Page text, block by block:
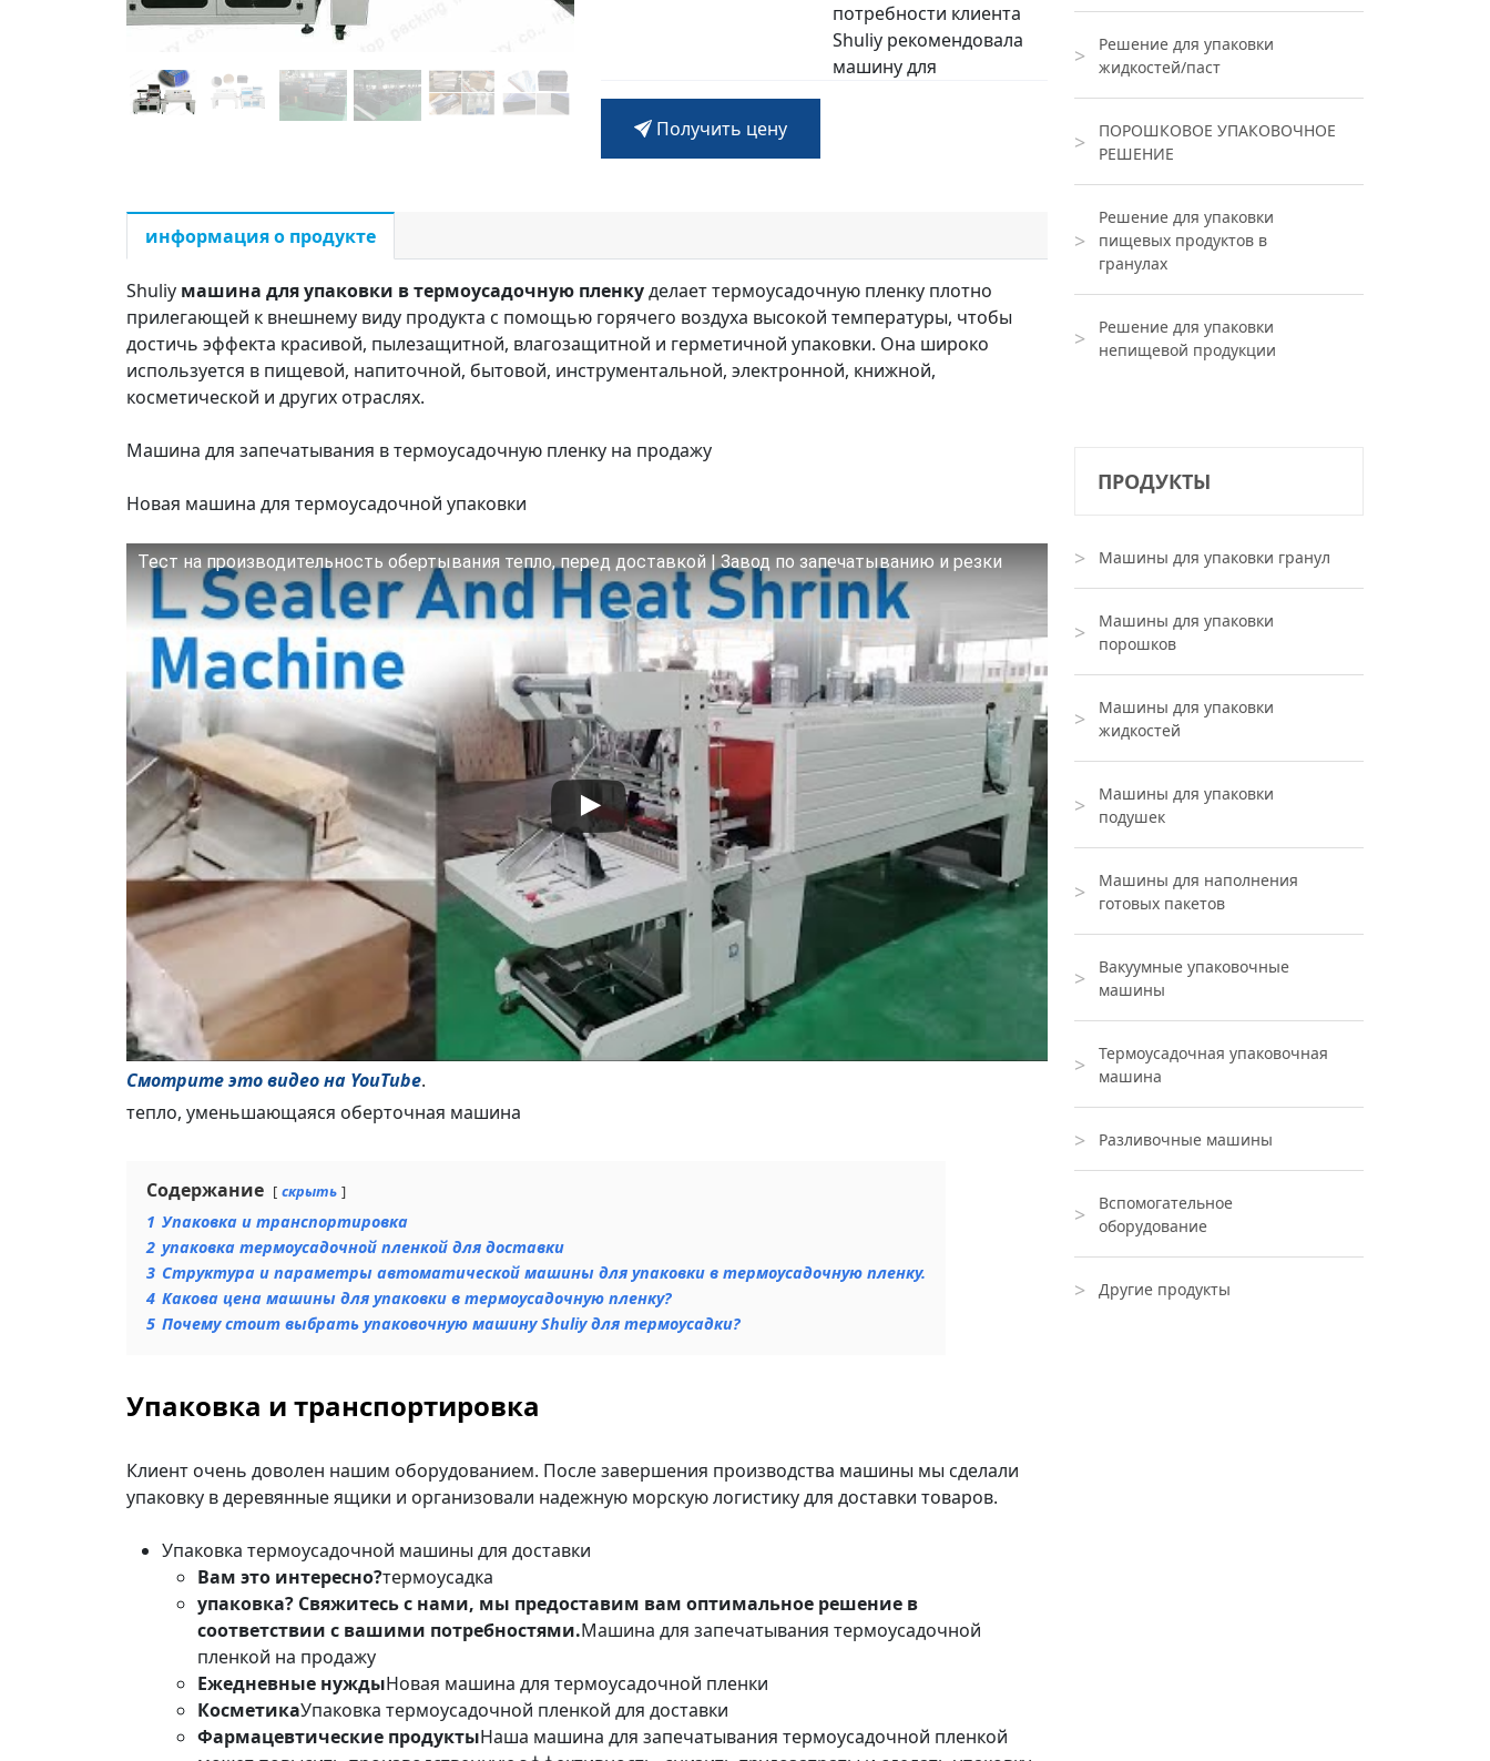
потребности клиента
Shuliy рекомендовала
машину для
регулируемый, подходит
для упаковки различных
размеров планок по
отдельности или в
комбинации.
управление
температурой,
равномерная и
плотная усадка,
высокого качества:
использование
конвейерной ленты,
устойчивой к высоким
температурам, и
утолщенного корпуса
печи для усадки для
обеспечения
стабильности и
долговечности
оборудования.
Приложения
Автоматическая
работа: поддержка
непрерывной работы,
требуется только
простая операция для
завершения
Получить цену
информация о продукте
Shuliy машина для упаковки в термоусадочную пленкуделает термоусадочную пленку плотно
прилегающей к внешнему виду продукта с помощью горячего воздуха высокой температуры, чтобы
достичь эффекта красивой, пылезащитной, влагозащитной и герметичной упаковки. Она широко
используется в пищевой, напиточной, бытовой, инструментальной, электронной, книжной,
косметической и других отраслях.
Машина для запечатывания в термоусадочную пленку на продажу
Новая машина для термоусадочной упаковки
Тест на производительность обертывания тепло, перед доставкой | Завод по запечатыванию и резки
Смотрите это видео на YouTube.
тепло, уменьшающаяся оберточная машина
Содержание скрыть
1 Упаковка и транспортировка
2 упаковка термоусадочной пленкой для доставки
3 Структура и параметры автоматической машины для упаковки в термоусадочную пленку.
4 Какова цена машины для упаковки в термоусадочную пленку?
5 Почему стоит выбрать упаковочную машину Shuliy для термоусадки?
Упаковка и транспортировка
Клиент очень доволен нашим оборудованием. После завершения производства машины мы сделали
упаковку в деревянные ящики и организовали надежную морскую логистику для доставки товаров.
Упаковка термоусадочной машины для доставки
Вам это интересно?термоусадка
упаковка? Свяжитесь с нами, мы предоставим вам оптимальное решение в
соответствии с вашими потребностями.Машина для запечатывания термоусадочной
пленкой на продажу
Ежедневные нуждыНовая машина для термоусадочной пленки
КосметикаУпаковка термоусадочной пленкой для доставки
Фармацевтические продуктыНаша машина для запечатывания термоусадочной пленкой
Решение для упаковки
жидкостей/паст
ПОРОШКОВОЕ УПАКОВОЧНОЕ
РЕШЕНИЕ
Решение для упаковки
пищевых продуктов в
гранулах
Решение для упаковки
непищевой продукции
ПРОДУКТЫ
Машины для упаковки гранул
Машины для упаковки
порошков
Машины для упаковки
жидкостей
Машины для упаковки
подушек
Машины для наполнения
готовых пакетов
Вакуумные упаковочные
машины
Термоусадочная упаковочная
машина
Разливочные машины
Вспомогательное
оборудование
Другие продукты